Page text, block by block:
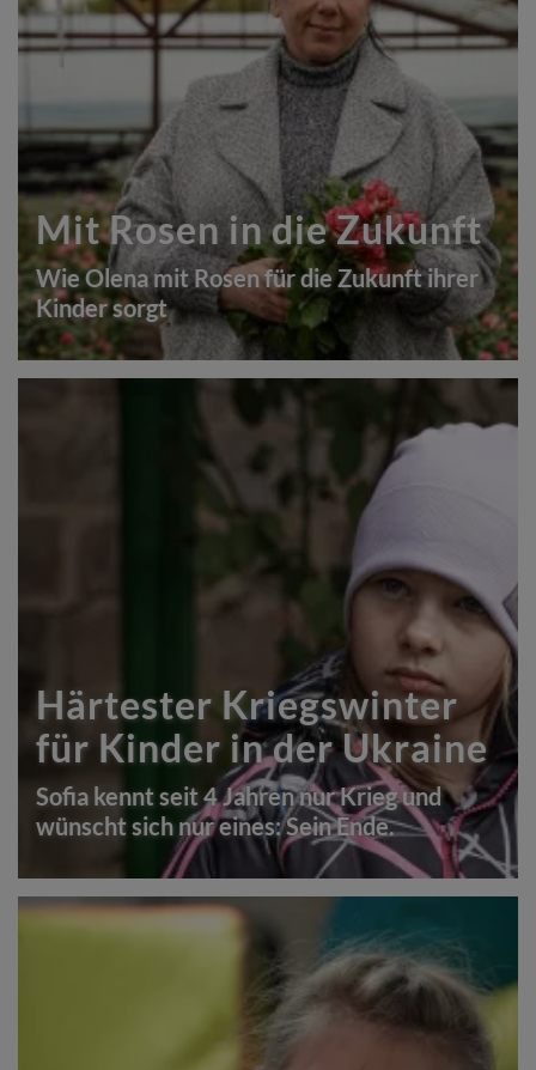
Mit Rosen in die Zukunft
Wie Olena mit Rosen für die Zukunft ihrer
Kinder sorgt
Härtester Kriegswinter
für Kinder in der Ukraine
Sofia kennt seit 4 Jahren nur Krieg und
wünscht sich nur eines: Sein Ende.